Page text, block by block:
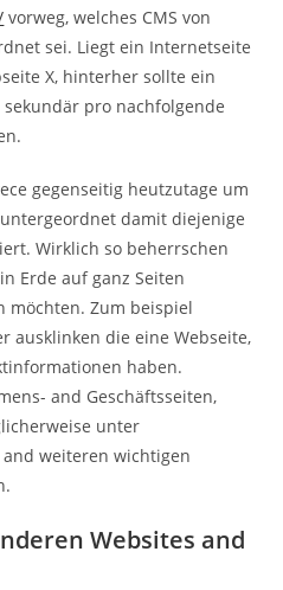
vorweg, welches CMS von
sei. Liegt ein Internetseite
X, hinterher sollte ein
pro nachfolgende
gegenseitig heutzutage um
damit diejenige
Wirklich so beherrschen
Erde auf ganz Seiten
möchten. Zum beispiel
ausklinken die eine Webseite,
haben.
and Geschäftsseiten,
unter
weiteren wichtigen
Websites and